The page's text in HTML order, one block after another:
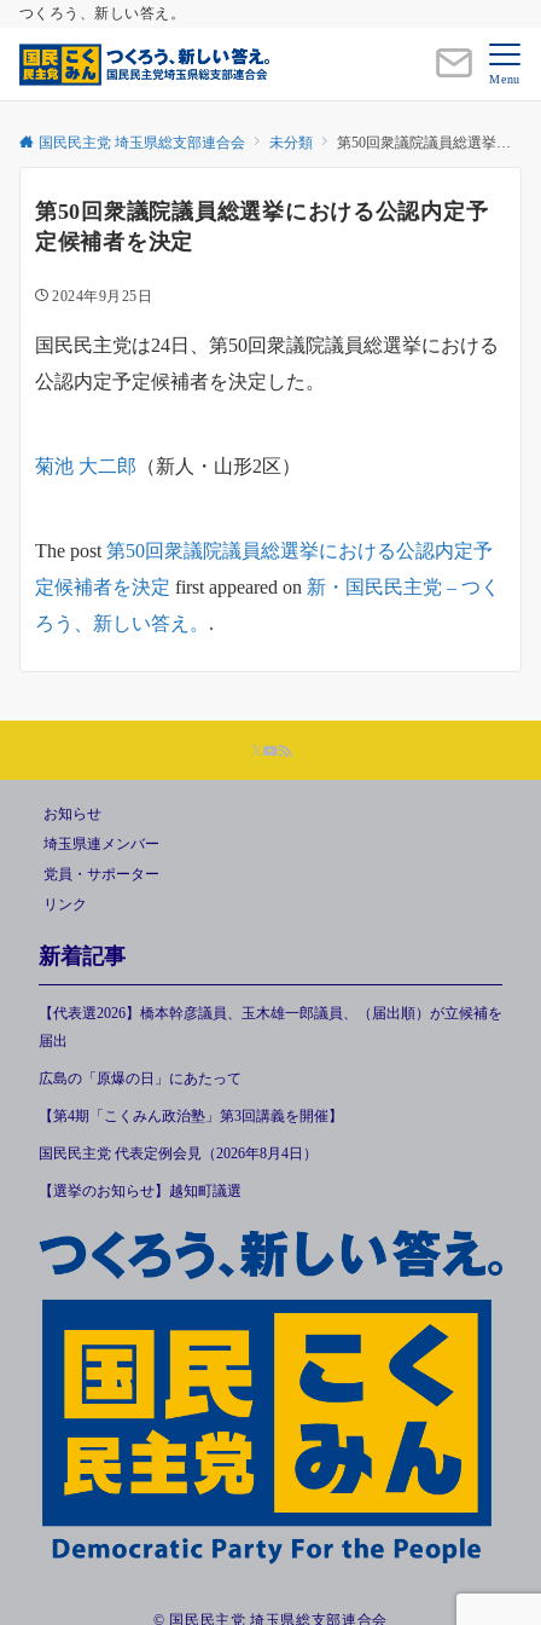
つくろう、新しい答え。
Menu
国民民主党 埼玉県総支部連合会 未分類 第50回衆議院議員総選挙における公認内定予定候補者を決定
第50回衆議院議員総選挙における公認内定予
定候補者を決定
2024年9月25日
国民民主党は24日、第50回衆議院議員総選挙における
公認内定予定候補者を決定した。
菊池 大二郎 （新人・山形2区）
The post 第50回衆議院議員総選挙における公認内定予
定候補者を決定 first appeared on 新・国民民主党 – つく
ろう、新しい答え。 .
お知らせ
埼玉県連メンバー
党員・サポーター
リンク
新着記事
【代表選2026】橋本幹彦議員、玉木雄一郎議員、（届出順）が立候補を
届出
広島の「原爆の日」にあたって
【第4期「こくみん政治塾」第3回講義を開催】
国民民主党 代表定例会見（2026年8月4日）
【選挙のお知らせ】越知町議選
© 国民民主党 埼玉県総支部連合会